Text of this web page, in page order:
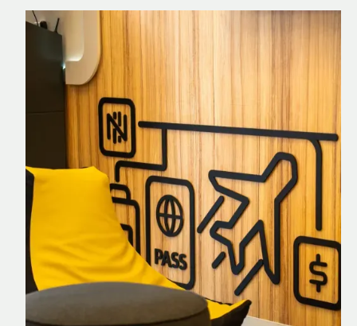
Nomad Explorer
Cartão de crédito brasileiro com cashback
em dólar